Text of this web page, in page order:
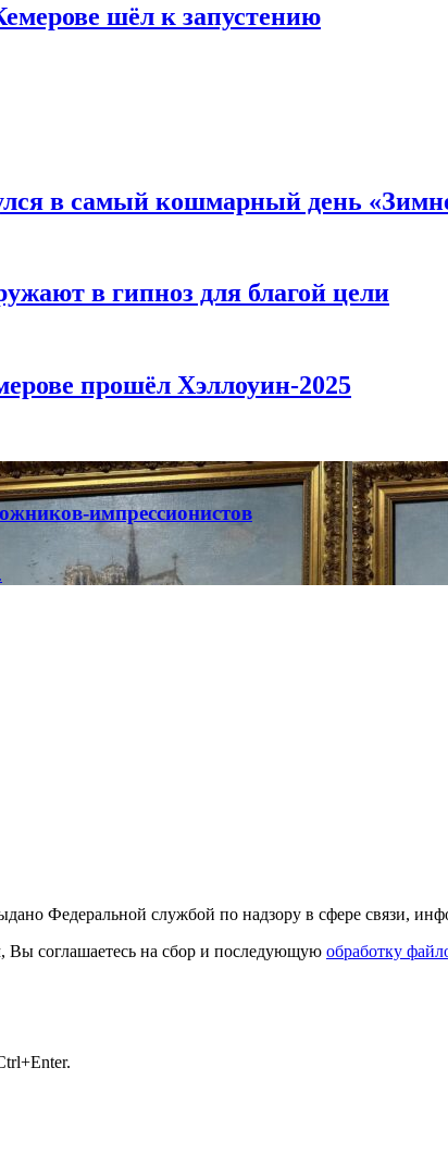
шёл к запустению
в самый кошмарный день
в гипноз для благой цели
прошёл Хэллоуин-2025
импрессионистов
Федеральной службой по надзору в сфере связи,
Вы соглашаетесь на сбор и последующую обработку